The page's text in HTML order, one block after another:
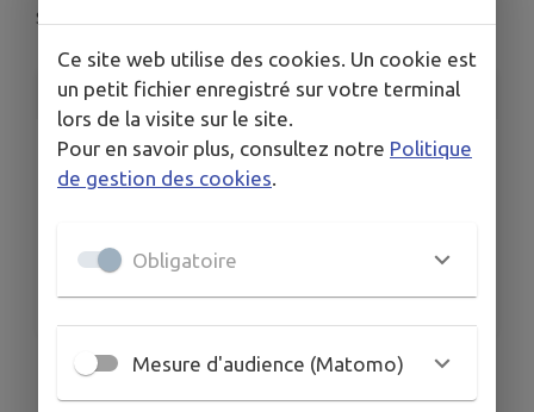
Sainte-Livrade-sur-Lot
INFORMATIONS PRATIQUES
LIEU
Sainte-Livrade-sur-Lot
HORAIRES
De 16h00 à 21h00
VIDE-DRESSING REPORTÉ
Ce site web utilise des cookies. Un cookie est
un petit fichier enregistré sur votre terminal
lors de la visite sur le site.
Pour en savoir plus, consultez notre Politique
de gestion des cookies.
Obligatoire
Mesure d'audience (Matomo)